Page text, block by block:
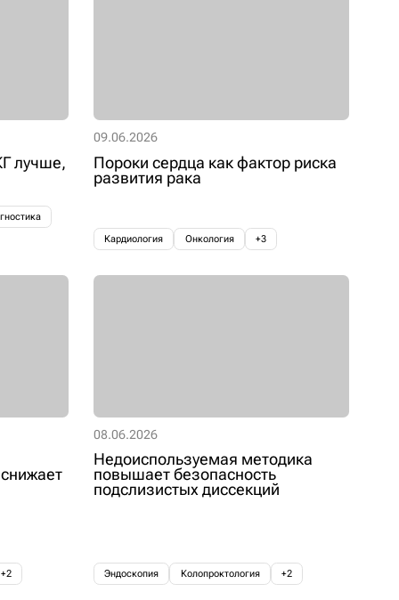
лучше,
09.06.2026
Пороки сердца как фактор риска
развития рака
Кардиология Онкология +3
+2
08.06.2026
Недоиспользуемая методика
повышает безопасность
подслизистых диссекций
Эндоскопия Колопроктология +2